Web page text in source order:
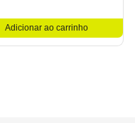
Adicionar ao carrinho